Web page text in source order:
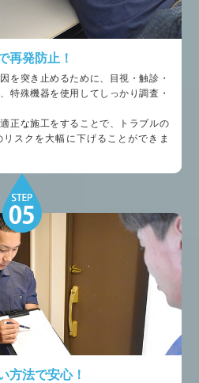
再発防止！
を突き止めるために、目視・触診・
特殊機器を使用してしっかり調査・
正な施工をすることで、トラブルの
スクを大幅に下げることができま
方法で安心！